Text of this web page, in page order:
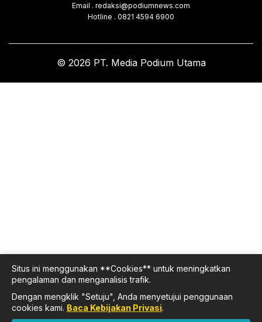
Email . redaksi@podiumnews.com
Hotline . 0821 4594 6900
© 2026 PT. Media Podium Utama
Situs ini menggunakan **Cookies** untuk meningkatkan
pengalaman dan menganalisis trafik.
Dengan mengklik "Setuju", Anda menyetujui penggunaan
cookies kami. Baca Kebijakan Privasi.